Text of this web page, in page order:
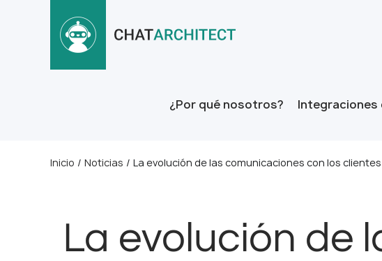
¿Por qué nosotros? Integraciones
Inicio / Noticias / La evolución de las comunicaciones con los
La evolución de